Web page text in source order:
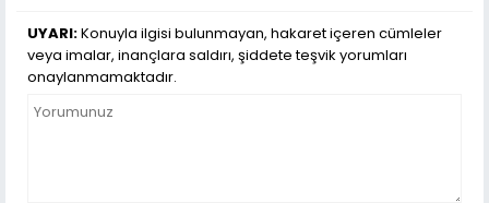
UYARI:Konuyla ilgisi bulunmayan, hakaret içeren cümleler
veya imalar, inançlara saldırı, şiddete teşvik yorumları
onaylanmamaktadır.